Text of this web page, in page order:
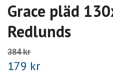
Grace pläd
Redlunds
384 kr
179 kr